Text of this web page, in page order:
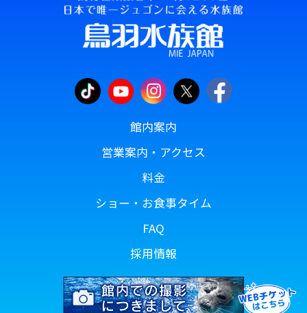
館内案内
営業案内・アクセス
料金
ショー・お食事タイム
FAQ
採用情報